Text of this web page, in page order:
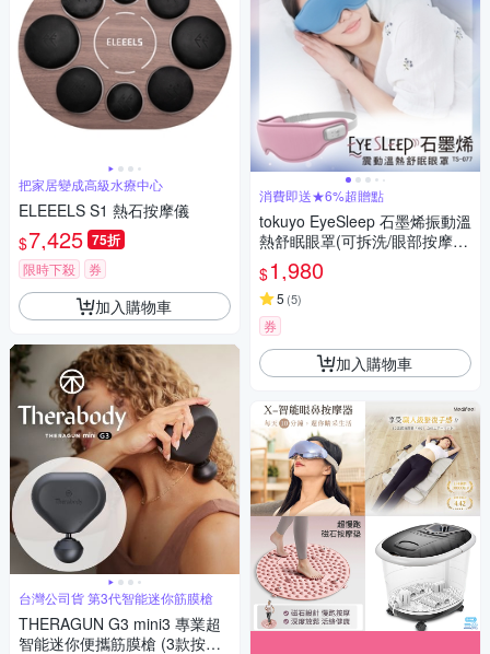
把家居變成高級水療中心
ELEEELS S1 熱石按摩儀
$7,425 75折
限時下殺 券
加入購物車
台灣公司貨 第3代智能迷你筋膜槍
THERAGUN G3 mini3 專業超
智能迷你便攜筋膜槍 (3款按摩
消費即送★6%超贈點
tokuyo EyeSleep 石墨烯振動溫
熱舒眠眼罩(可拆洗/眼部按摩)
TS-077
$1,980
5 (5)
券
加入購物車